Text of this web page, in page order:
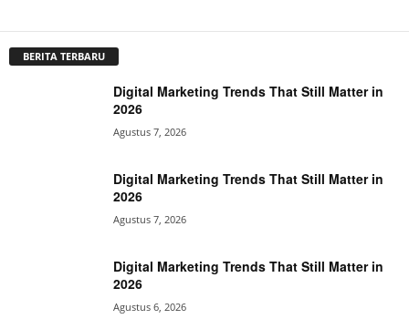
BERITA TERBARU
Digital Marketing Trends That Still Matter in
2026
Agustus 7, 2026
Digital Marketing Trends That Still Matter in
2026
Agustus 7, 2026
Digital Marketing Trends That Still Matter in
2026
Agustus 6, 2026